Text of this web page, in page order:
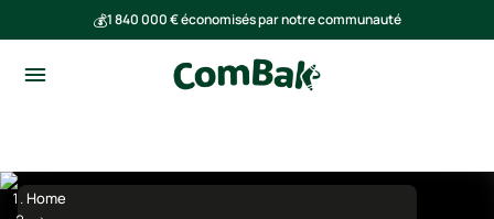
💰1 840 000 € économisés par notre communauté
Home